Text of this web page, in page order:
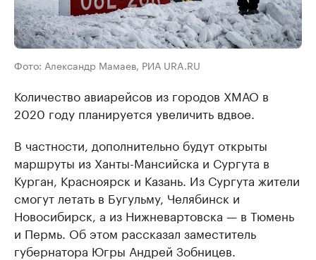
Фото: Александр Мамаев, РИА URA.RU
Количество авиарейсов из городов ХМАО в
2020 году планируется увеличить вдвое.
В частности, дополнительно будут открыты
маршруты из Ханты-Мансийска и Сургута в
Курган, Красноярск и Казань. Из Сургута жители
смогут летать в Бугульму, Челябинск и
Новосибирск, а из Нижневартовска — в Тюмень
и Пермь. Об этом рассказал заместитель
губернатора Югры Андрей Зобницев.